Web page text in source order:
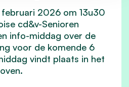
2026 om 13u30
cd&v-Senioren
info-middag over de
voor de komende 6
vindt plaats in het